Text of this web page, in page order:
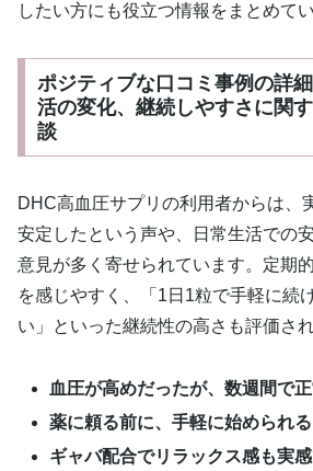
したい方にも役立つ情報をまとめてい
ポジティブな口コミ事例の詳
活の変化、継続しやすさに関
談
DHC高血圧サプリの利用者からは、
安定したという声や、日常生活での
意見が多く寄せられています。定期
を感じやすく、「1日1粒で手軽に続
い」といった継続性の高さも評価さ
血圧が高めだったが、数週間で
薬に頼る前に、手軽に始められ
ギャバ配合でリラックス感も実